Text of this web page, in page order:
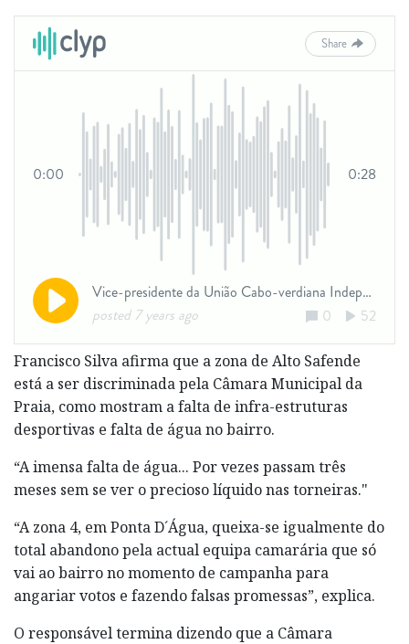
Francisco Silva afirma que a zona de Alto Safende
está a ser discriminada pela Câmara Municipal da
Praia, como mostram a falta de infra-estruturas
desportivas e falta de água no bairro.
“A imensa falta de água... Por vezes passam três
meses sem se ver o precioso líquido nas torneiras."
“A zona 4, em Ponta D´Água, queixa-se igualmente do
total abandono pela actual equipa camarária que só
vai ao bairro no momento de campanha para
angariar votos e fazendo falsas promessas”, explica.
O responsável termina dizendo que a Câmara